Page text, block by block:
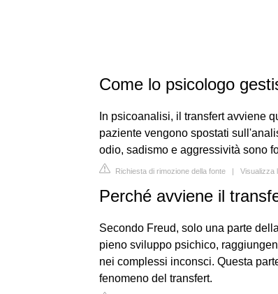
Come lo psicologo
In psicoanalisi, il transfert avviene
paziente vengono spostati
odio, sadismo e aggressività sono
Richiesta di rimozione della fonte | Visualizza
Perché avviene il
Secondo Freud, solo una parte
pieno sviluppo psichico,
nei complessi inconsci. Questa
fenomeno del transfert.